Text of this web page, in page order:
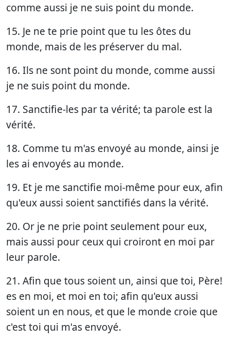
comme aussi je ne suis point du monde.
15. Je ne te prie point que tu les ôtes du
monde, mais de les préserver du mal.
16. Ils ne sont point du monde, comme aussi
je ne suis point du monde.
17. Sanctifie-les par ta vérité; ta parole est la
vérité.
18. Comme tu m'as envoyé au monde, ainsi je
les ai envoyés au monde.
19. Et je me sanctifie moi-même pour eux, afin
qu'eux aussi soient sanctifiés dans la vérité.
20. Or je ne prie point seulement pour eux,
mais aussi pour ceux qui croiront en moi par
leur parole.
21. Afin que tous soient un, ainsi que toi, Père!
es en moi, et moi en toi; afin qu'eux aussi
soient un en nous, et que le monde croie que
c'est toi qui m'as envoyé.